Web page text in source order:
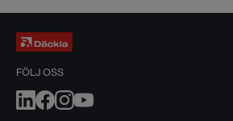
FÖLJ OSS